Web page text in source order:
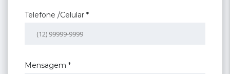
Telefone /Celular *
Mensagem *